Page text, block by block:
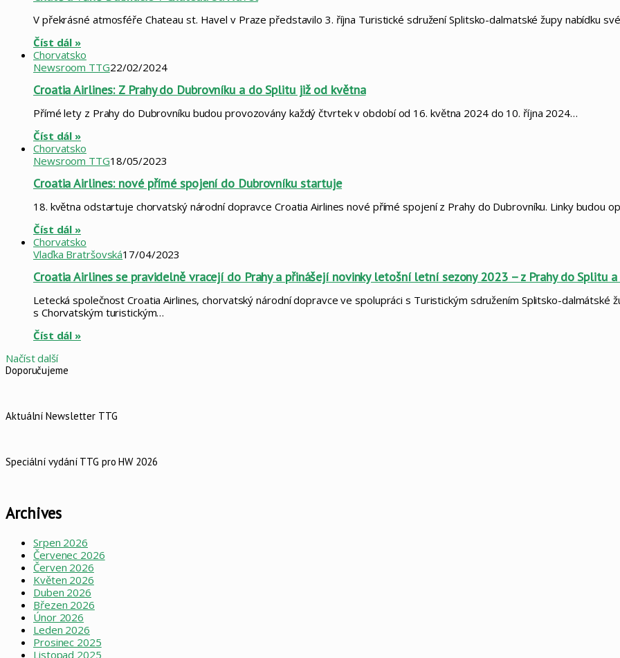
V překrásné atmosféře Chateau st. Havel v Praze představilo 3. října Turistické sdružení Splitsko-dalmatské župy nabídku
Číst dál »
Chorvatsko
Newsroom TTG22/02/2024
Croatia Airlines: Z Prahy do Dubrovníku a do Splitu již od května
Přímé lety z Prahy do Dubrovníku budou provozovány každý čtvrtek v období od 16. května 2024 do 10. října 2024…
Číst dál »
Chorvatsko
Newsroom TTG18/05/2023
Croatia Airlines: nové přímé spojení do Dubrovníku startuje
18. května odstartuje chorvatský národní dopravce Croatia Airlines nové přímé spojení z Prahy do Dubrovníku. Linky budou
Číst dál »
Chorvatsko
Vlaďka Bratršovská17/04/2023
Croatia Airlines se pravidelně vracejí do Prahy a přinášejí novinky letošní letní sezony 2023 – z Prahy do Splitu
Letecká společnost Croatia Airlines, chorvatský národní dopravce ve spolupráci s Turistickým sdružením Splitsko-dalmátské
s Chorvatským turistickým…
Číst dál »
Načíst další
Doporučujeme
Aktuální Newsletter TTG
Speciální vydání TTG pro HW 2026
Archives
Srpen 2026
Červenec 2026
Červen 2026
Květen 2026
Duben 2026
Březen 2026
Únor 2026
Leden 2026
Prosinec 2025
Listopad 2025